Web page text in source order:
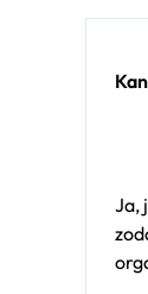
Ja,